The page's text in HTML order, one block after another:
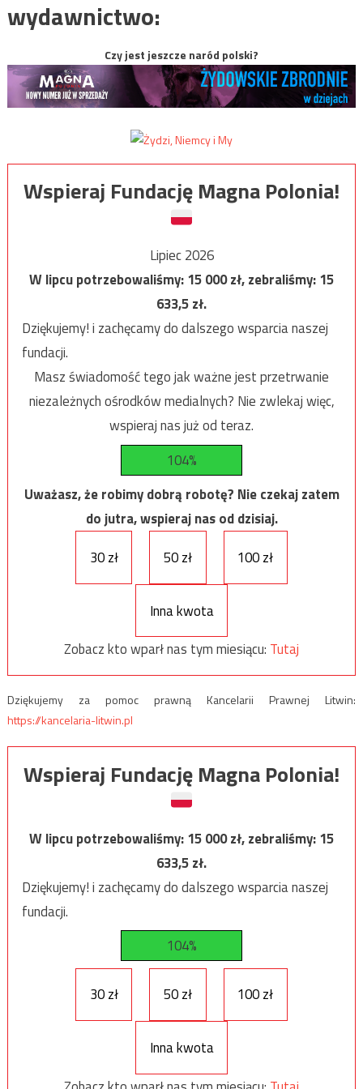
wydawnictwo:
Czy jest jeszcze naród polski?
Wspieraj Fundację Magna Polonia!
Lipiec 2026
W lipcu potrzebowaliśmy:15 000zł, zebraliśmy:15
633,5zł.
Dziękujemy! i zachęcamy do dalszego wsparcia naszej
fundacji.
Masz świadomość tego jak ważne jest przetrwanie
niezależnych ośrodków medialnych? Nie zwlekaj więc,
wspieraj nas już od teraz.
104%
Uważasz, że robimy dobrą robotę? Nie czekaj zatem
do jutra, wspieraj nas od dzisiaj.
30 zł
50 zł 100 zł
Inna kwota
Zobacz kto wparł nas tym miesiącu: Tutaj
Dziękujemy za pomoc prawną Kancelarii Prawnej Litwin:
https://kancelaria-litwin.pl
Wspieraj Fundację Magna Polonia!
W lipcu potrzebowaliśmy:15 000zł, zebraliśmy:15
633,5zł.
Dziękujemy! i zachęcamy do dalszego wsparcia naszej
fundacji.
104%
30 zł 50 zł 100 zł
Inna kwota